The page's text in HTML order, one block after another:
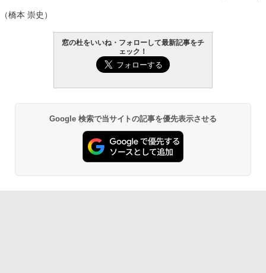
（橋本 崇史）
窓の杜をいいね・フォローして最新記事をチ
ェック！
Google 検索で当サイトの記事を優先表示させる